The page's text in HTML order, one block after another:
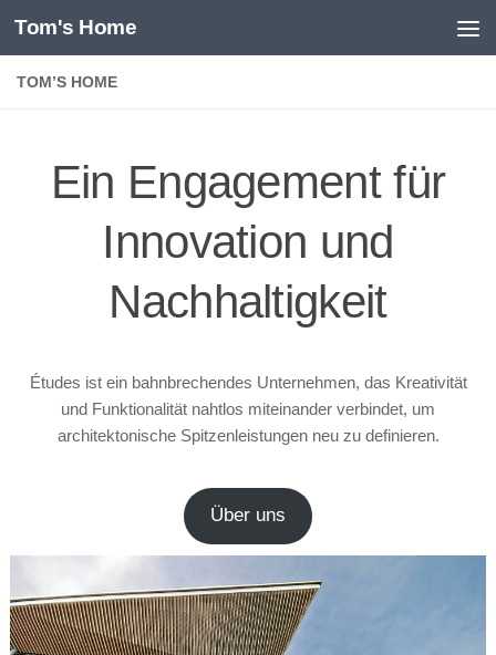
Unter dem Inhalt
Tom's Home
TOM’S HOME
Ein Engagement für
Innovation und
Nachhaltigkeit
Études ist ein bahnbrechendes Unternehmen, das Kreativität
und Funktionalität nahtlos miteinander verbindet, um
architektonische Spitzenleistungen neu zu definieren.
Über uns